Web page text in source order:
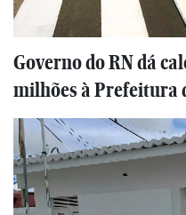
Governo do RN dá
milhões à Prefeitura